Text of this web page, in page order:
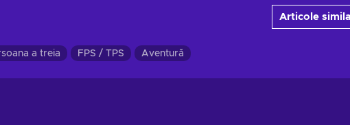
Articole
a treia FPS / TPS Aventură